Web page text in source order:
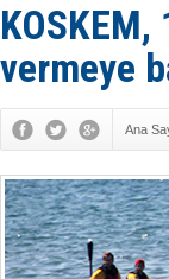
vermeye
Ana